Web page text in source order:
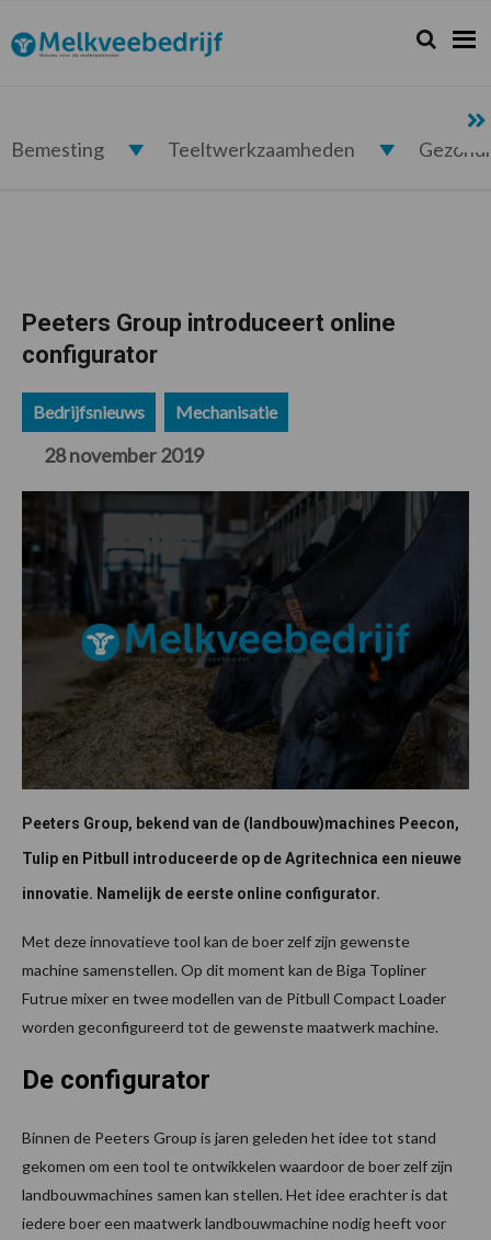
de
hoofdnavigatie
de
hoofd
de
eerste
de
voettekst
Melkveebedrijf.nl Zoeken...
Zoek
Bemesting Teeltwerkzaamheden
Peeters Group introduceert online
configurator
Bedrijfsnieuws Mechanisatie
28 november 2019
Peeters Group, bekend van de (landbouw)machines Peecon,
Tulip en Pitbull introduceerde op de Agritechnica een nieuwe
innovatie. Namelijk de eerste online configurator.
Met deze innovatieve tool kan de boer zelf zijn gewenste
machine samenstellen. Op dit moment kan de Biga Topliner
Futrue mixer en twee modellen van de Pitbull Compact Loader
worden geconfigureerd tot de gewenste maatwerk machine.
De configurator
Binnen de Peeters Group is jaren geleden het idee tot stand
gekomen om een tool te ontwikkelen waardoor de boer zelf zijn
landbouwmachines samen kan stellen. Het idee erachter is dat
iedere boer een maatwerk landbouwmachine nodig heeft voor